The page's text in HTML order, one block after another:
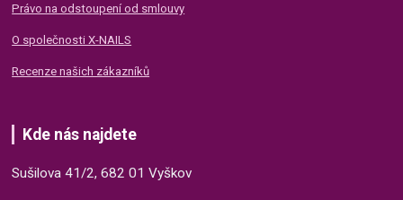
Právo na odstoupení od smlouvy
O společnosti X-NAILS
Recenze našich zákazníků
Kde nás najdete
Sušilova 41/2, 682 01 Vyškov